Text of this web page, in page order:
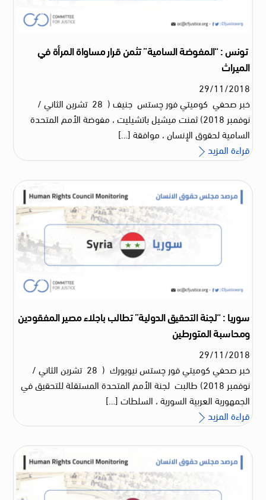
تونس : “المفوضة السامية” تثمن قرار مساواة المرأة في
الميراث
29/11/2018
خبر صحفي كوميتي فور چستس جنيف ( 28 تشرين الثاني /
نوفمبر 2018) ثمنت ميشيل باتشيليت ، مفوضة الأمم المتحدة
السامية لحقوق الإنسان ، موافقة […]
قراءة المزيد
سوريا : “لجنة التحقيق الدولية” تطالب باجلاء مصير المفقودين
ومحاسبة المتورطين
29/11/2018
خبر صحفي كوميتي فور چستس نيويورك ( 28 تشرين الثاني /
نوفمبر 2018) طالبت لجنة الأمم المتحدة المستقلة للتحقيق في
الجمهورية العربية السورية ، السلطات […]
قراءة المزيد